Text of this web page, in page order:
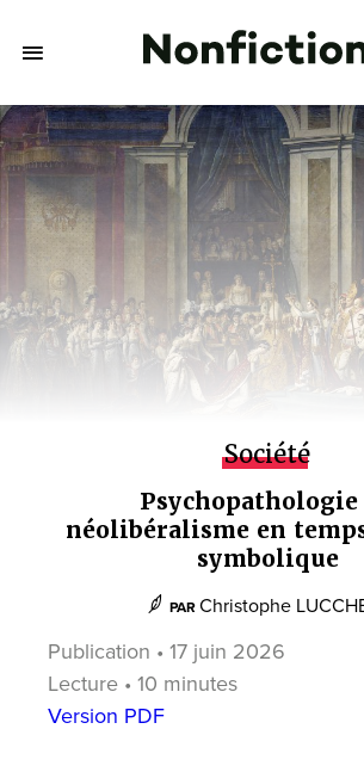
Société
Psychopathologie
néolibéralisme en
symbolique
PAR Christophe
Publication • 17 juin 2026
Lecture • 10 minutes
Version PDF